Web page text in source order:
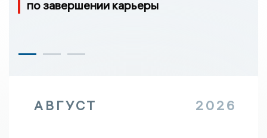
по завершении карьеры
АВГУСТ 2026